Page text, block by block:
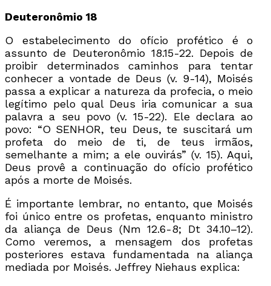
Deuteronômio 18
O estabelecimento do ofício profético é o
assunto de Deuteronômio 18.15-22. Depois de
proibir determinados caminhos para tentar
conhecer a vontade de Deus (v. 9-14), Moisés
passa a explicar a natureza da profecia, o meio
legítimo pelo qual Deus iria comunicar a sua
palavra a seu povo (v. 15-22). Ele declara ao
povo: “O SENHOR, teu Deus, te suscitará um
profeta do meio de ti, de teus irmãos,
semelhante a mim; a ele ouvirás” (v. 15). Aqui,
Deus provê a continuação do ofício profético
após a morte de Moisés.
É importante lembrar, no entanto, que Moisés
foi único entre os profetas, enquanto ministro
da aliança de Deus (Nm 12.6-8; Dt 34.10–12).
Como veremos, a mensagem dos profetas
posteriores estava fundamentada na aliança
mediada por Moisés. Jeffrey Niehaus explica: